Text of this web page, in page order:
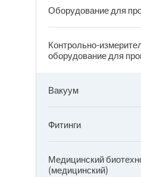
Оборудование для
Контрольно-
оборудование для
Вакуум
Фитинги
Медицинский
(медицинский)